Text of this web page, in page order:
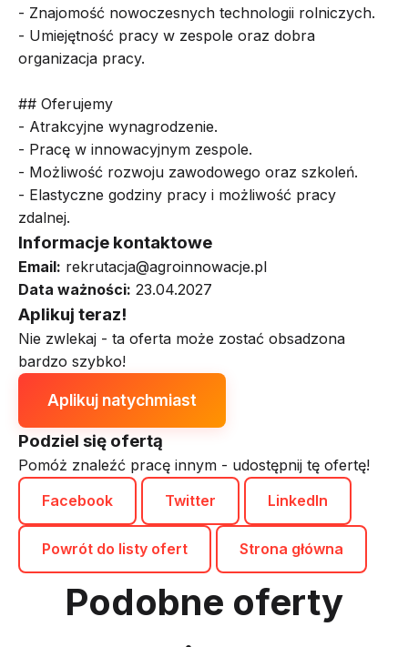
- Znajomość nowoczesnych technologii rolniczych.
- Umiejętność pracy w zespole oraz dobra
organizacja pracy.
## Oferujemy
- Atrakcyjne wynagrodzenie.
- Pracę w innowacyjnym zespole.
- Możliwość rozwoju zawodowego oraz szkoleń.
- Elastyczne godziny pracy i możliwość pracy
zdalnej.
Informacje kontaktowe
Email: rekrutacja@agroinnowacje.pl
Data ważności: 23.04.2027
Aplikuj teraz!
Nie zwlekaj - ta oferta może zostać obsadzona
bardzo szybko!
Aplikuj natychmiast
Podziel się ofertą
Pomóż znaleźć pracę innym - udostępnij tę ofertę!
Facebook
Twitter LinkedIn
Powrót do listy ofert Strona główna
Podobne oferty